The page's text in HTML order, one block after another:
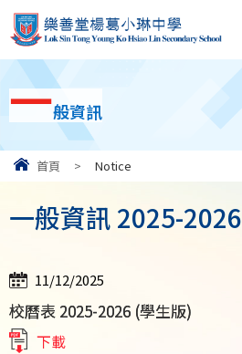
一般資訊
首頁 > Notice
一般資訊 2025-2026
11/12/2025
校曆表 2025-2026 (學生版)
下載